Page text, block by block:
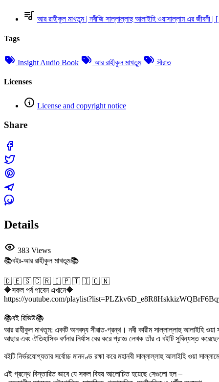
আর রাহীকুল মাখতুৃম | নবীজি সাল্লাল্লাহু আলাইহি ওয়াসাল্লাম এর জীবনী |
Tags
Insight Audio Book আর রাহীকুল মাখতুৃম সীরাত
Licenses
License and copyright notice
Share
Details
383 Views
📚বইঃ-আর রাহীকুল মাখতুম📚
🇩 🇪 🇸 🇨 🇷 🇮 🇵 🇹 🇮 🇴 🇳
🔷সকল পর্ব পাবেন এখানে🔷
https://youtube.com/
📚বই রিভিউ📚
আর রাহীকুল মাখতূম: একটি অনবদ্য সীরাত-গ্রন্থ। নবী কারীম সাল্লাল্লাহু আলাইহি ওয়া
আছার এবং ঐতিহাসিক বর্ণনার নির্যাস বের করে প্রাজ্ঞ লেখক তাঁর এ বইটি সুবিন্যস্ত
বইটি নির্ভরযোগ্যতার সর্বোচ্চ মানদণ্ড রক্ষা করে মহানবী সাল্লাল্লাহু আলাইহি ওয়া
এই গ্রন্থে বিস্তারিত ভাবে যে সকল বিষয় আলোচিত হয়েছে সেগুলো হল –